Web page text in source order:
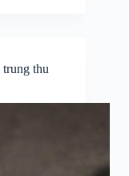
thu